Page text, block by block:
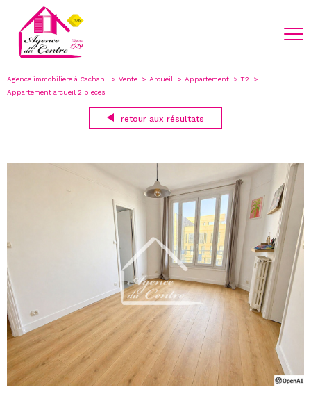
Agence immobiliere à Cachan Vente Arcueil Appartement
T2
Appartement arcueil 2 pieces
retour aux résultats